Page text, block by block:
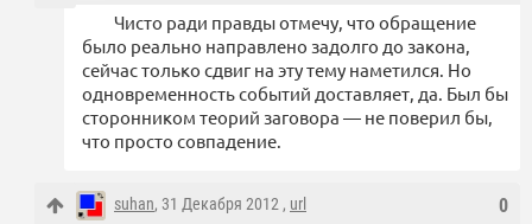
Чисто ради правды отмечу, что обращение
было реально направлено задолго до закона,
сейчас только сдвиг на эту тему наметился. Но
одновременность событий доставляет, да. Был бы
сторонником теорий заговора — не поверил бы,
что просто совпадение.
0
suhan, 31 Декабря 2012 , url